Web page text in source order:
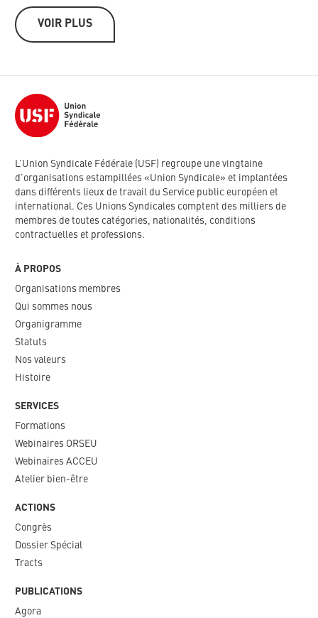
VOIR PLUS
L’Union Syndicale Fédérale (USF) regroupe une vingtaine
d’organisations estampillées «Union Syndicale» et implantées
dans différents lieux de travail du Service public européen et
international. Ces Unions Syndicales comptent des milliers de
membres de toutes catégories, nationalités, conditions
contractuelles et professions.
À PROPOS
Organisations membres
Qui sommes nous
Organigramme​
Statuts
Nos valeurs​
Histoire
SERVICES
Formations
Webinaires ORSEU​
Webinaires ACCEU
Atelier bien-être
ACTIONS
Congrès
Dossier Spécial
Tracts
PUBLICATIONS
Agora